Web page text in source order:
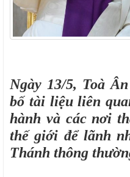
Ngày 13/5, Toà
bố tài liệu liên
hành và các nơi
thế giới để lãnh
Thánh thông